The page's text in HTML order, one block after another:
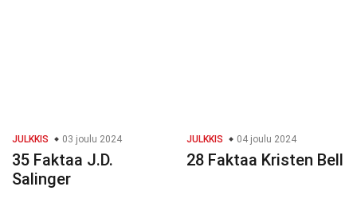
JULKKIS 03 joulu 2024
35 Faktaa J.D.
Salinger
JULKKIS 04 joulu 2024
28 Faktaa Kristen Bell